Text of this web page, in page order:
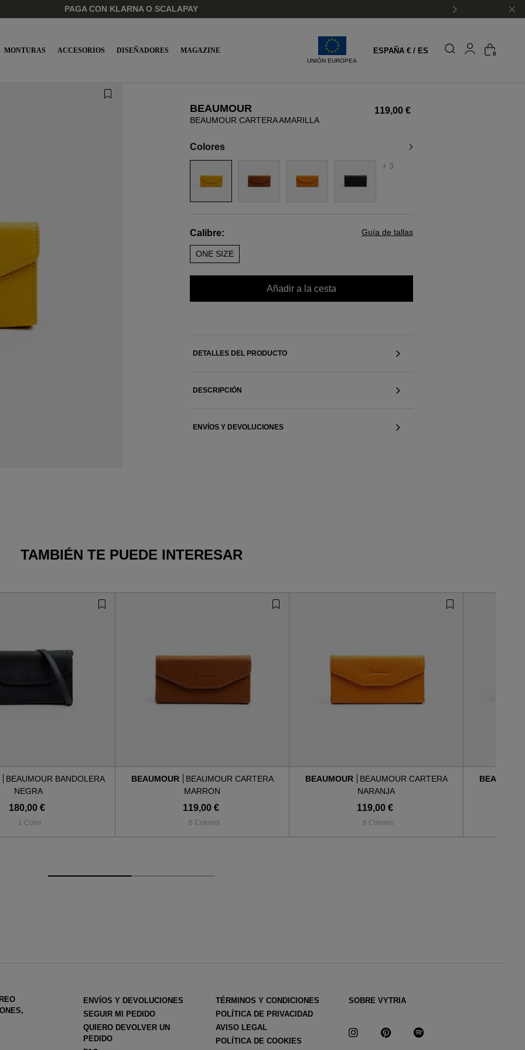
PAGA CON KLARNA O SCALAPAY
MONTURAS ACCESORIOS DISEÑADORES MAGAZINE
UNIÓN EUROPEA
ESPAÑA € / ES 0
BEAUMOUR
BEAUMOUR CARTERA AMARILLA
119,00 €
Colores
+ 3
Calibre: Guía de tallas
ONE SIZE
Añadir a la cesta
DETALLES DEL PRODUCTO
DESCRIPCIÓN
ENVÍOS Y DEVOLUCIONES
TAMBIÉN TE PUEDE INTERESAR
BEAUMOUR BANDOLERA
NEGRA
180,00 €
1 Color
BEAUMOUR
BEAUMOUR CARTERA
MARRON
119,00 €
6 Colores
BEAUMOUR
BEAUMOUR CARTERA
NARANJA
119,00 €
6 Colores
ENVÍOS Y DEVOLUCIONES
SEGUIR MI PEDIDO
QUIERO DEVOLVER UN
PEDIDO
TÉRMINOS Y CONDICIONES
POLÍTICA DE PRIVACIDAD
AVISO LEGAL
POLÍTICA DE COOKIES
SOBRE VYTRIA